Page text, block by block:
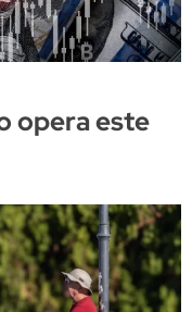
opera este